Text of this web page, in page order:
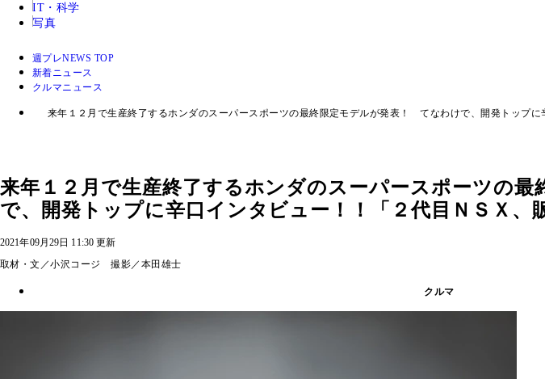
IT・科学
写真
週プレNEWS TOP
新着ニュース
クルマニュース
来年１２月で生産終了するホンダのスーパースポーツの最終限定モデルが発表！ てなわけで、開発トップに
来年１２月で生産終了するホンダのスーパースポーツの
で、開発トップに辛口インタビュー！！「２代目ＮＳＸ、
2021年09月29日 11:30 更新
取材・文／小沢コージ 撮影／本田雄士
クルマ